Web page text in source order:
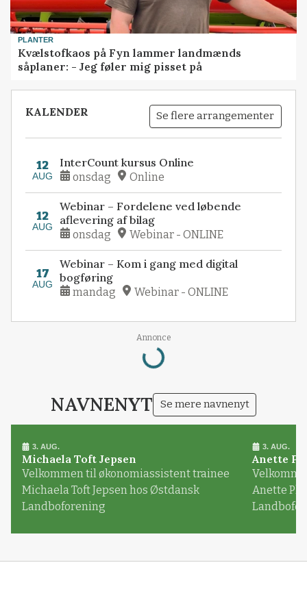
PLANTER
Kvælstofkaos på Fyn lammer landmænds
såplaner: - Jeg føler mig pisset på
KALENDER Se flere arrangementer
12
AUG
InterCount kursus Online
onsdag Online
12
AUG
Webinar – Fordelene ved løbende
aflevering af bilag
onsdag Webinar - ONLINE
17
AUG
Webinar – Kom i gang med digital
bogføring
mandag Webinar - ONLINE
Annonce
Loading...
NAVNENYT Se mere navnenyt
3. AUG.
Michaela Toft Jepsen
Velkommen til økonomiassistent trainee
Michaela Toft Jepsen hos Østdansk
Landboforening
3. AUG.
Anette
Anette